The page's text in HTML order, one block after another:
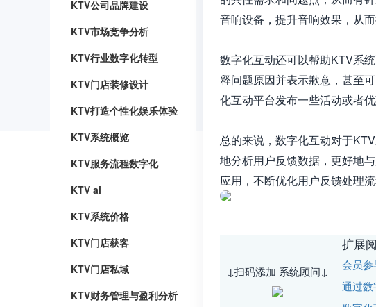
KTV公司品牌建设
KTV市场竞争分析
KTV行业数字化转型
KTV门店装修设计
KTV打造个性化娱乐体验
KTV系统概览
KTV服务流程数字化
KTV ai
KTV系统价格
KTV门店获客
KTV门店私域
KTV财务管理与盈利分析
音响设备，提升音响效果，从而
数字化互动还可以帮助KTV系
释问题原因并表示歉意，甚至
化互动平台发布一些活动或者
总的来说，数字化互动对于
地分析用户反馈数据，更好地
应用，不断优化用户反馈处理
↓扫码添加 系统顾问↓
扩展
会员
通过